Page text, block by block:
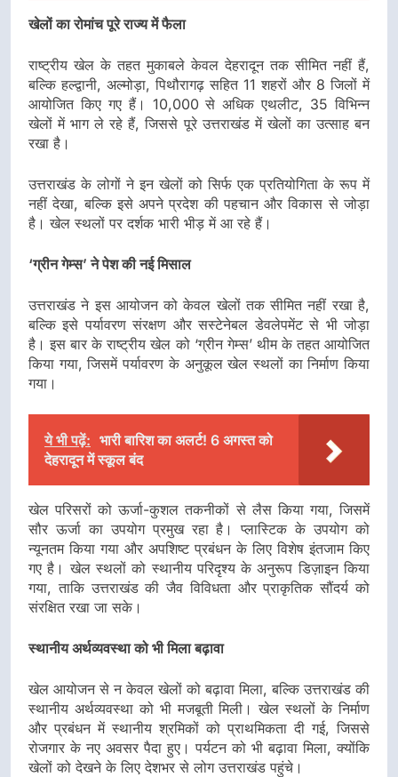
खेलों का रोमांच पूरे राज्य में फैला
राष्ट्रीय खेल के तहत मुकाबले केवल देहरादून तक सीमित नहीं हैं,
बल्कि हल्द्वानी, अल्मोड़ा, पिथौरागढ़ सहित 11 शहरों और 8 जिलों में
आयोजित किए गए हैं। 10,000 से अधिक एथलीट, 35 विभिन्न
खेलों में भाग ले रहे हैं, जिससे पूरे उत्तराखंड में खेलों का उत्साह बन
रखा है।
उत्तराखंड के लोगों ने इन खेलों को सिर्फ एक प्रतियोगिता के रूप में
नहीं देखा, बल्कि इसे अपने प्रदेश की पहचान और विकास से जोड़ा
है। खेल स्थलों पर दर्शक भारी भीड़ में आ रहे हैं।
‘ग्रीन गेम्स’ ने पेश की नई मिसाल
उत्तराखंड ने इस आयोजन को केवल खेलों तक सीमित नहीं रखा है,
बल्कि इसे पर्यावरण संरक्षण और सस्टेनेबल डेवलेपमेंट से भी जोड़ा
है। इस बार के राष्ट्रीय खेल को ‘ग्रीन गेम्स’ थीम के तहत आयोजित
किया गया, जिसमें पर्यावरण के अनुकूल खेल स्थलों का निर्माण किया
गया।
ये भी पढ़ें: भारी बारिश का अलर्ट! 6 अगस्त को
देहरादून में स्कूल बंद
खेल परिसरों को ऊर्जा-कुशल तकनीकों से लैस किया गया, जिसमें
सौर ऊर्जा का उपयोग प्रमुख रहा है। प्लास्टिक के उपयोग को
न्यूनतम किया गया और अपशिष्ट प्रबंधन के लिए विशेष इंतजाम किए
गए है। खेल स्थलों को स्थानीय परिदृश्य के अनुरूप डिज़ाइन किया
गया, ताकि उत्तराखंड की जैव विविधता और प्राकृतिक सौंदर्य को
संरक्षित रखा जा सके।
स्थानीय अर्थव्यवस्था को भी मिला बढ़ावा
खेल आयोजन से न केवल खेलों को बढ़ावा मिला, बल्कि उत्तराखंड की
स्थानीय अर्थव्यवस्था को भी मजबूती मिली। खेल स्थलों के निर्माण
और प्रबंधन में स्थानीय श्रमिकों को प्राथमिकता दी गई, जिससे
रोजगार के नए अवसर पैदा हुए। पर्यटन को भी बढ़ावा मिला, क्योंकि
खेलों को देखने के लिए देशभर से लोग उत्तराखंड पहुंचे।